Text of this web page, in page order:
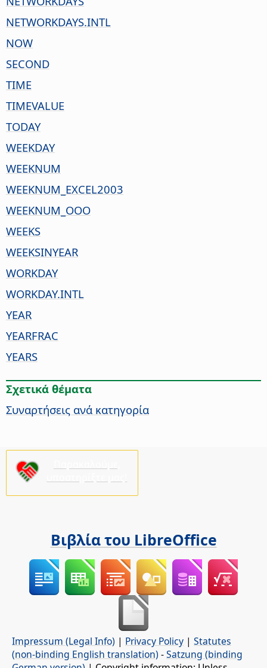
NETWORKDAYS.INTL
NOW
SECOND
TIME
TIMEVALUE
TODAY
WEEKDAY
WEEKNUM
WEEKNUM_EXCEL2003
WEEKNUM_OOO
WEEKS
WEEKSINYEAR
WORKDAY
WORKDAY.INTL
YEAR
YEARFRAC
YEARS
Σχετικά θέματα
Συναρτήσεις ανά κατηγορία
Βιβλία του LibreOffice
Impressum (Legal Info) | Privacy Policy | Statutes
(non-binding English translation) -Satzung (binding